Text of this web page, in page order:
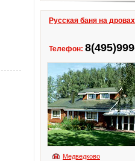
Русская баня на
Телефон:
Медведково